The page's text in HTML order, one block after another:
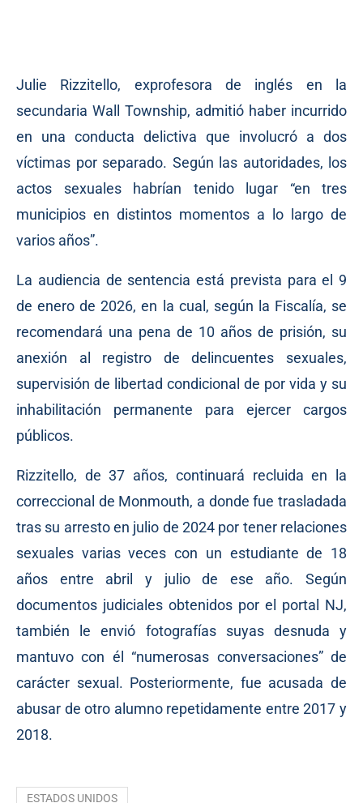
Julie Rizzitello, exprofesora de inglés en la
secundaria Wall Township, admitió haber incurrido
en una conducta delictiva que involucró a dos
víctimas por separado. Según las autoridades, los
actos sexuales habrían tenido lugar “en tres
municipios en distintos momentos a lo largo de
varios años”.
La audiencia de sentencia está prevista para el 9
de enero de 2026, en la cual, según la Fiscalía, se
recomendará una pena de 10 años de prisión, su
anexión al registro de delincuentes sexuales,
supervisión de libertad condicional de por vida y su
inhabilitación permanente para ejercer cargos
públicos.
Rizzitello, de 37 años, continuará recluida en la
correccional de Monmouth, a donde fue trasladada
tras su arresto en julio de 2024 por tener relaciones
sexuales varias veces con un estudiante de 18
años entre abril y julio de ese año. Según
documentos judiciales obtenidos por el portal NJ,
también le envió fotografías suyas desnuda y
mantuvo con él “numerosas conversaciones” de
carácter sexual. Posteriormente, fue acusada de
abusar de otro alumno repetidamente entre 2017 y
2018.
ESTADOS UNIDOS